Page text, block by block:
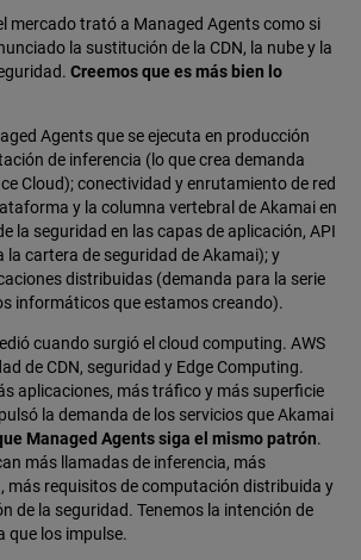
mercado trató a Managed Agents como si
la sustitución de la CDN, la nube y la
Creemos que es más bien lo
Agents que se ejecuta en producción
de inferencia (lo que crea demanda
Cloud); conectividad y enrutamiento de red
y la columna vertebral de Akamai en
la seguridad en las capas de aplicación, API
la cartera de seguridad de Akamai); y
distribuidas (demanda para la serie
informáticos que estamos creando).
cuando surgió el cloud computing. AWS
de CDN, seguridad y Edge Computing.
aplicaciones, más tráfico y más superficie
la demanda de los servicios que Akamai
Managed Agents siga el mismo patrón.
más llamadas de inferencia, más
más requisitos de computación distribuida y
de la seguridad. Tenemos la intención de
que los impulse.